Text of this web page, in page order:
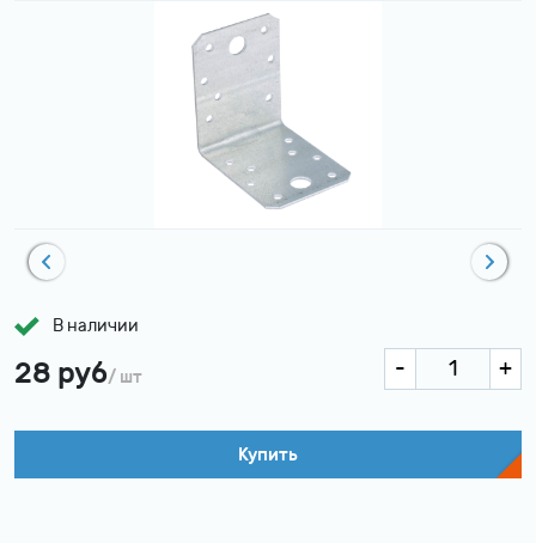
В наличии
28 руб/ шт
Купить